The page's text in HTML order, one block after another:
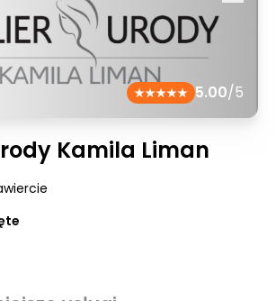
5.00/5
Kamila Liman